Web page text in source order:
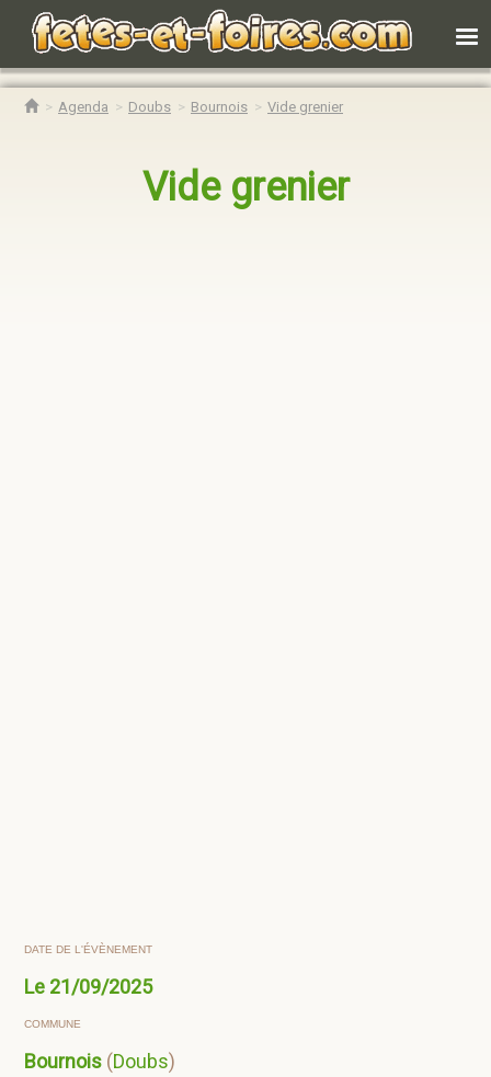
Agenda Doubs Bournois Vide grenier
Vide grenier
DATE DE L'ÉVÈNEMENT
Le 21/09/2025
COMMUNE
Bournois (Doubs)